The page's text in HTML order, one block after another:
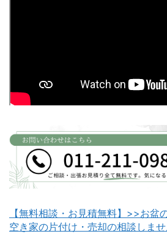
白老町不用品回収
【無料相談・お見積無料】>>お盆
空き家の片付け・売却の相談しませ